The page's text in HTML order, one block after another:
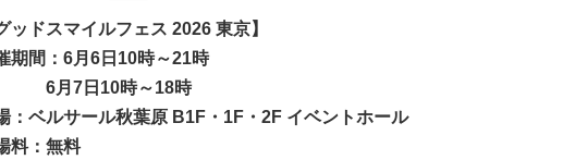
ッドスマイルフェス 2026 東京】
期間：6月6日10時～21時
6月7日10時～18時
：ベルサール秋葉原 B1F・1F・2F イベントホール
料：無料